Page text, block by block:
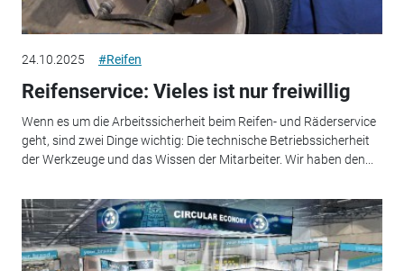
24.10.2025 #Reifen
Reifenservice: Vieles ist nur freiwillig
Wenn es um die Arbeitssicherheit beim Reifen- und Räderservice
geht, sind zwei Dinge wichtig: Die technische Betriebssicherheit
der Werkzeuge und das Wissen der Mitarbeiter. Wir haben den...